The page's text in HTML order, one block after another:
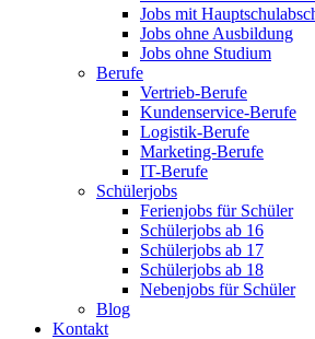
Jobs mit
Jobs ohne Ausbildung
Jobs ohne Studium
Berufe
Vertrieb-Berufe
Kundenservice-Berufe
Logistik-Berufe
Marketing-Berufe
IT-Berufe
Schülerjobs
Ferienjobs für Schüler
Schülerjobs ab 16
Schülerjobs ab 17
Schülerjobs ab 18
Nebenjobs für Schüler
Blog
Kontakt